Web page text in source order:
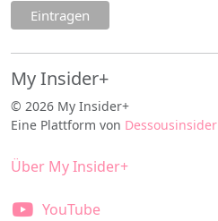
My Insider+
© 2026 My Insider+
Eine Plattform von Dessousinsider
Über My Insider+
YouTube